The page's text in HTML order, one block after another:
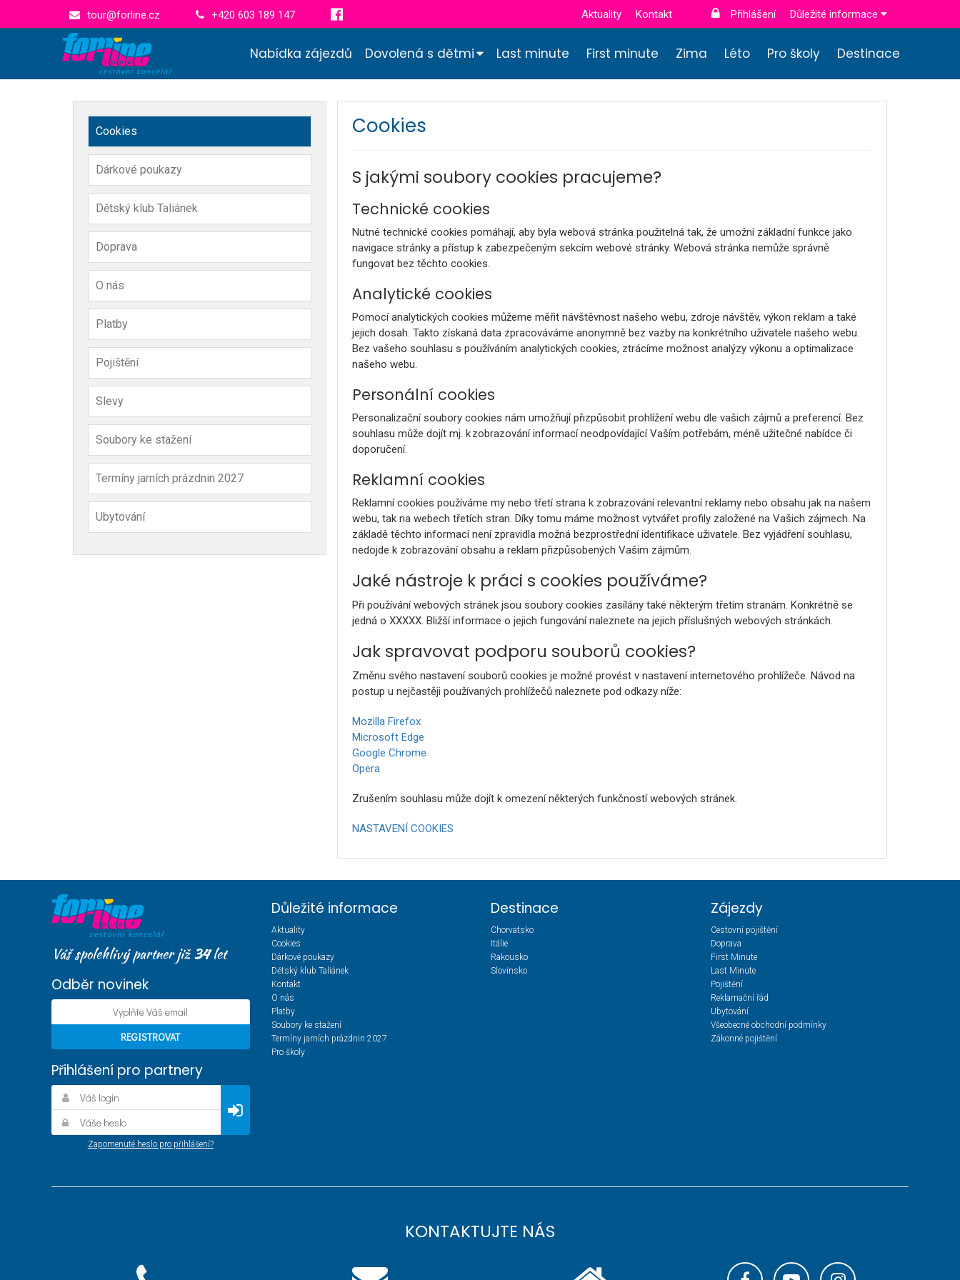
tour@forline.cz +420 603 189 147 Důležité informace
Přihlášení
Kontakt
Aktuality
Nabídka zájezdů Dovolená s dětmi Last minute First minute Zima Léto Pro školy Destinace
Cookies
Dárkové poukazy
Dětský klub Taliánek
Doprava
O nás
Platby
Pojištění
Slevy
Soubory ke stažení
Termíny jarních prázdnin 2027
Ubytování
Cookies
S jakými soubory cookies pracujeme?
Technické cookies
Nutné technické cookies pomáhají, aby byla webová stránka použitelná tak, že umožní základní funkce jako
navigace stránky a přístup k zabezpečeným sekcím webové stránky. Webová stránka nemůže správně
fungovat bez těchto cookies.
Analytické cookies
Pomocí analytických cookies můžeme měřit návštěvnost našeho webu, zdroje návštěv, výkon reklam a také
jejich dosah. Takto získaná data zpracováváme anonymně bez vazby na konkrétního uživatele našeho webu.
Bez vašeho souhlasu s používáním analytických cookies, ztrácíme možnost analýzy výkonu a optimalizace
našeho webu.
Personální cookies
Personalizační soubory cookies nám umožňují přizpůsobit prohlížení webu dle vašich zájmů a preferencí. Bez
souhlasu může dojít mj. k zobrazování informací neodpovídající Vaším potřebám, méně užitečné nabídce či
doporučení.
Reklamní cookies
Reklamní cookies používáme my nebo třetí strana k zobrazování relevantní reklamy nebo obsahu jak na našem
webu, tak na webech třetích stran. Díky tomu máme možnost vytvářet profily založené na Vašich zájmech. Na
základě těchto informací není zpravidla možná bezprostřední identifikace uživatele. Bez vyjádření souhlasu,
nedojde k zobrazování obsahu a reklam přizpůsobených Vašim zájmům.
Jaké nástroje k práci s cookies používáme?
Při používání webových stránek jsou soubory cookies zasílány také některým třetím stranám. Konkrétně se
jedná o XXXXX. Bližší informace o jejich fungování naleznete na jejich příslušných webových stránkách.
Jak spravovat podporu souborů cookies?
Změnu svého nastavení souborů cookies je možné provést v nastavení internetového prohlížeče. Návod na
postup u nejčastěji používaných prohlížečů naleznete pod odkazy níže:
Mozilla Firefox
Microsoft Edge
Google Chrome
Opera
Zrušením souhlasu může dojít k omezení některých funkčností webových stránek.
NASTAVENÍ COOKIES
Váš spolehlivý partner již34let
Odběr novinek
Přihlášení pro partnery
Zapomenuté heslo pro přihlášení?
Důležité informace
Aktuality
Cookies
Dárkové poukazy
Dětský klub Taliánek
Kontakt
O nás
Platby
Soubory ke stažení
Termíny jarních prázdnin 2027
Pro školy
Destinace
Chorvatsko
Itálie
Rakousko
Slovinsko
Zájezdy
Cestovní pojištění
Doprava
First Minute
Last Minute
Pojištění
Reklamační řád
Ubytování
Všeobecné obchodní podmínky
Zákonné pojištění
KONTAKTUJTE NÁS